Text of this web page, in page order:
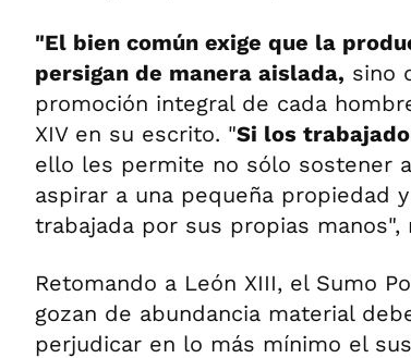
"El bien común exige que la
persigan de manera aislada, sino
promoción integral de cada
XIV en su escrito. "Si los
ello les permite no sólo sostener
aspirar a una pequeña propiedad
trabajada por sus propias manos",
Retomando a León XIII, el Sumo
gozan de abundancia material
perjudicar en lo más mínimo el